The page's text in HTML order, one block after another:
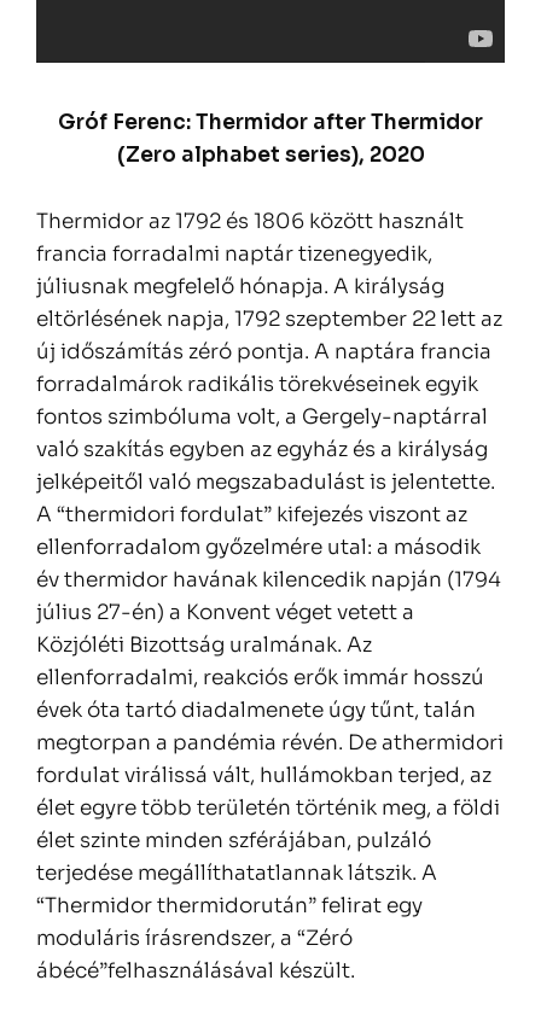
Gróf Ferenc: Thermidor after Thermidor
(Zero alphabet series), 2020
Thermidor az 1792 és 1806 között használt
francia forradalmi naptár tizenegyedik,
júliusnak megfelelő hónapja. A királyság
eltörlésének napja, 1792 szeptember 22 lett az
új időszámítás zéró pontja. A naptára francia
forradalmárok radikális törekvéseinek egyik
fontos szimbóluma volt, a Gergely-naptárral
való szakítás egyben az egyház és a királyság
jelképeitől való megszabadulást is jelentette.
A “thermidori fordulat” kifejezés viszont az
ellenforradalom győzelmére utal: a második
év thermidor havának kilencedik napján (1794
július 27-én) a Konvent véget vetett a
Közjóléti Bizottság uralmának. Az
ellenforradalmi, reakciós erők immár hosszú
évek óta tartó diadalmenete úgy tűnt, talán
megtorpan a pandémia révén. De athermidori
fordulat virálissá vált, hullámokban terjed, az
élet egyre több területén történik meg, a földi
élet szinte minden szférájában, pulzáló
terjedése megállíthatatlannak látszik. A
“Thermidor thermidorután” felirat egy
moduláris írásrendszer, a “Zéró
ábécé”felhasználásával készült.